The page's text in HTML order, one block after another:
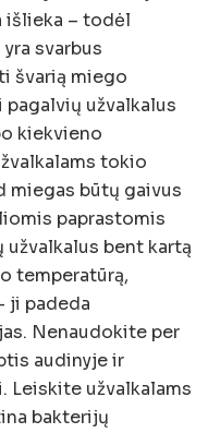
išlieka – todėl
svarbus
švarią miego
užvalkalus
kiekvieno
tokio
miegas būtų gaivus
paprastomis
bent kartą
temperatūrą,
ji padeda
Nenaudokite per
audinyje ir
Leiskite užvalkalams
bakterijų